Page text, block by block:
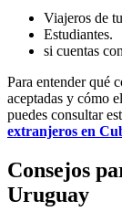
Viajeros de
Estudiantes.
si cuentas
Para entender qué
aceptadas y cómo
puedes consultar
extranjeros en
Consejos
Uruguay